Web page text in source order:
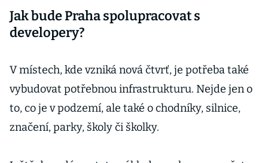
Jak bude Praha spolupracovat s
developery?
V místech, kde vzniká nová čtvrť, je potřeba také
vybudovat potřebnou infrastrukturu. Nejde jen o
to, co je v podzemí, ale také o chodníky, silnice,
značení, parky, školy či školky.